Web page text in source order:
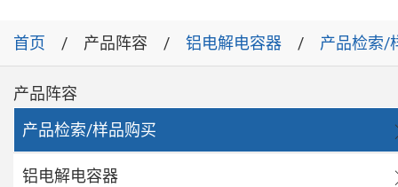
首页 产品阵容 铝电解电容器 产品检索/
产品阵容
产品检索/样品购买
铝电解电容器